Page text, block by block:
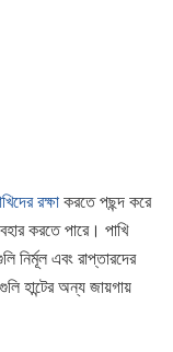
রক্ষা করতে পছন্দ করে
করতে পারে। পাখি
নির্মূল এবং রাপ্তারদের
হান্টের অন্য জায়গায়